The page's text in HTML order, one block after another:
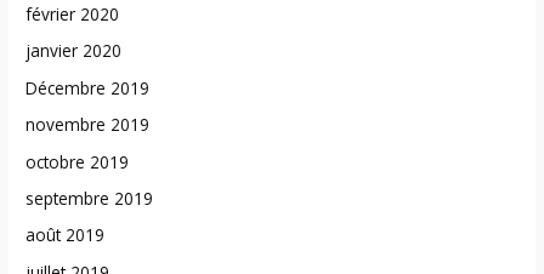
février 2020
janvier 2020
Décembre 2019
novembre 2019
octobre 2019
septembre 2019
août 2019